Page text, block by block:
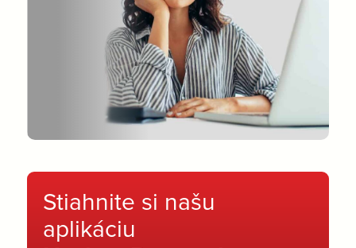
Stiahnite si našu
aplikáciu